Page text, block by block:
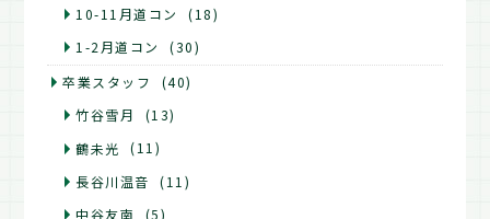
10-11月道コン
(18)
1-2月道コン
(30)
卒業スタッフ
(40)
竹谷雪月
(13)
鶴未光
(11)
長谷川温音
(11)
中谷友南
(5)